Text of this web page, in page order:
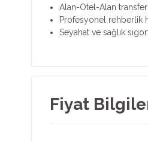
Alan-Otel-Alan
Profesyonel rehberlik
Seyahat ve sağlık
Fiyat